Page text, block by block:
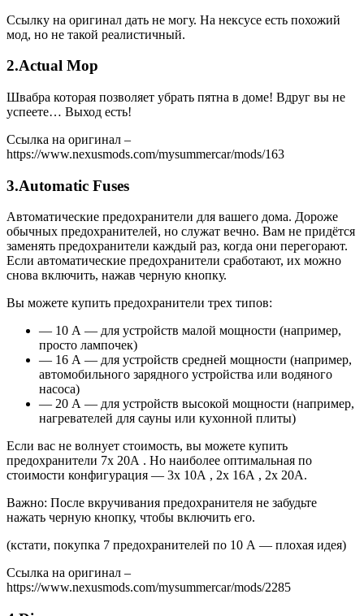
Ссылку на оригинал дать не могу. На нексусе есть похожий
мод, но не такой реалистичный.
2.Actual Mop
Швабра которая позволяет убрать пятна в доме! Вдруг вы не
успеете… Выход есть!
Ссылка на оригинал –
https://www.nexusmods.com/mysummercar/mods/163
3.Automatic Fuses
Автоматические предохранители для вашего дома. Дороже
обычных предохранителей, но служат вечно. Вам не придётся
заменять предохранители каждый раз, когда они перегорают.
Если автоматические предохранители сработают, их можно
снова включить, нажав черную кнопку.
Вы можете купить предохранители трех типов:
— 10 А — для устройств малой мощности (например,
просто лампочек)
— 16 А — для устройств средней мощности (например,
автомобильного зарядного устройства или водяного
насоса)
— 20 А — для устройств высокой мощности (например,
нагревателей для сауны или кухонной плиты)
Если вас не волнует стоимость, вы можете купить
предохранители 7x 20А . Но наиболее оптимальная по
стоимости конфигурация — 3x 10А , 2x 16А , 2x 20А.
Важно: После вкручивания предохранителя не забудьте
нажать черную кнопку, чтобы включить его.
(кстати, покупка 7 предохранителей по 10 А — плохая идея)
Ссылка на оригинал –
https://www.nexusmods.com/mysummercar/mods/2285